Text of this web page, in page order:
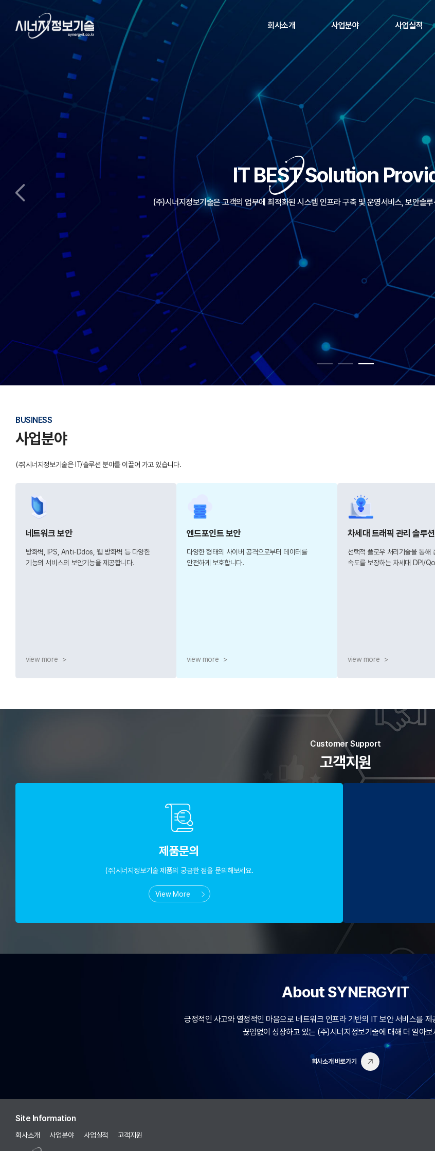
회사소개
인사말
경영이념
조직도
찾아오시는 길
사업분야
네트워크 보안
엔드포인트 보안
차세대 트래픽 관리
솔루션
정보보호 컨설팅
사업실적
주요 고객사
파트너
IT BEST Solution
(주)시너지정보기술은 고객의 업무에 최적화된 시스템 인프라 구축 및 운영서비스, 보안솔
BUSINESS
사업분야
(주)시너지정보기술은 IT/솔루션 분야를 이끌어 가고 있습니다.
네트워크 보안
방화벽, IPS, Anti-Ddos, 웹 방화벽 등 다양한
기능의 서비스의 보안기능을 제공합니다.
view more >
엔드포인트 보안
다양한 형태의 사이버 공격으로부터 데이터를
안전하게 보호합니다.
view more >
차세대 트래픽 관리 솔루션
선택적 플로우 처리기술을 통해
속도를 보장하는 차세대 DPI/
view more >
Customer Support
고객지원
제품문의
(주)시너지정보기술 제품의 궁금한 점을 문의해보세요.
View More
About SYNERGYIT
긍정적인 사고와 열정적인 마음으로 네트워크 인프라 기반의 IT 보안 서비스를
끊임없이 성장하고 있는 (주)시너지정보기술에 대해 더 알아보
회사소개 바로가기
Site Information
회사소개 사업분야 사업실적 고객지원